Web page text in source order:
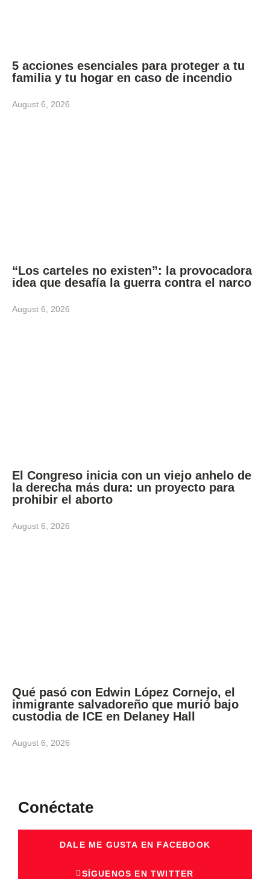
5 acciones esenciales para proteger a tu
familia y tu hogar en caso de incendio
August 6, 2026
“Los carteles no existen”: la provocadora
idea que desafía la guerra contra el narco
August 6, 2026
El Congreso inicia con un viejo anhelo de
la derecha más dura: un proyecto para
prohibir el aborto
August 6, 2026
Qué pasó con Edwin López Cornejo, el
inmigrante salvadoreño que murió bajo
custodia de ICE en Delaney Hall
August 6, 2026
Conéctate
DALE ME GUSTA EN FACEBOOK
SÍGUENOS EN TWITTER